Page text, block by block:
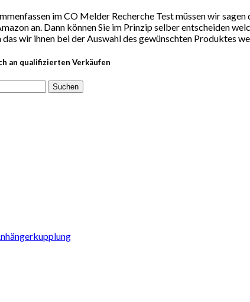
im CO Melder Recherche Test müssen wir
an. Dann können Sie im Prinzip selber entscheiden
wir ihnen bei der Auswahl des gewünschten Produktes
an qualifizierten Verkäufen